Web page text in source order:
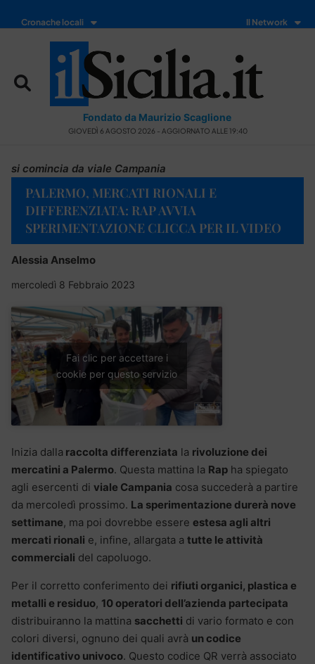
Cronache locali Il Network
Fondato da Maurizio Scaglione
GIOVEDÌ 6 AGOSTO 2026 - AGGIORNATO ALLE 19:40
si comincia da viale Campania
PALERMO, MERCATI RIONALI E
DIFFERENZIATA: RAP AVVIA
SPERIMENTAZIONE CLICCA PER IL VIDEO
Alessia Anselmo
mercoledì 8 Febbraio 2023
Fai clic per accettare i
cookie per questo servizio
Inizia dalla raccolta differenziata la rivoluzione dei
mercatini a Palermo. Questa mattina la Rap ha spiegato
agli esercenti di viale Campania cosa succederà a partire
da mercoledì prossimo. La sperimentazione durerà nove
settimane, ma poi dovrebbe essere estesa agli altri
mercati rionali e, infine, allargata a tutte le attività
commerciali del capoluogo.
Per il corretto conferimento dei rifiuti organici, plastica e
metalli e residuo, 10 operatori dell’azienda partecipata
distribuiranno la mattina sacchetti di vario formato e con
colori diversi, ognuno dei quali avrà un codice
identificativo univoco. Questo codice QR verrà associato